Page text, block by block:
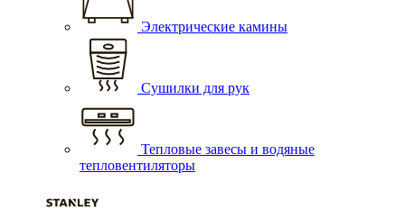
Электрические камины
Сушилки для рук
Тепловые завесы и водяные
тепловентиляторы